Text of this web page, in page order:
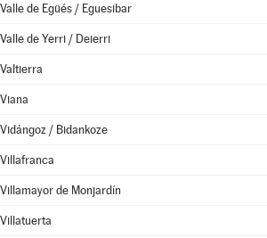
Valle de Egüés / Eguesibar
Valle de Yerri / Deierri
Valtierra
Viana
Vidángoz / Bidankoze
Villafranca
Villamayor de Monjardín
Villatuerta